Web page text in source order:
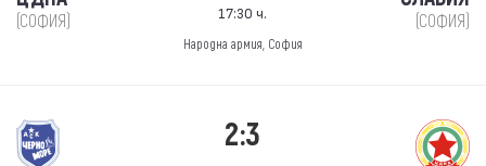
(СОФИЯ)
17:30 ч.
Народна армия, София
(СОФИЯ)
2:3